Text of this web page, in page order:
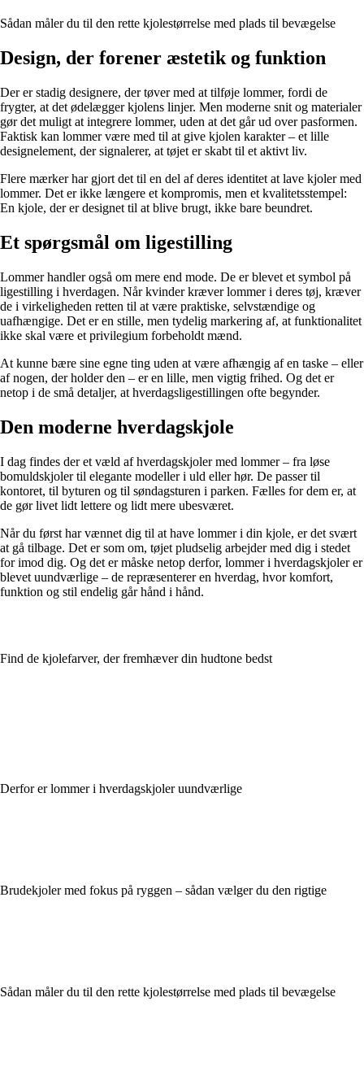
Sådan måler du til den rette kjolestørrelse med plads til bevægelse
Design, der forener æstetik og funktion
Der er stadig designere, der tøver med at tilføje lommer, fordi de
frygter, at det ødelægger kjolens linjer. Men moderne snit og materialer
gør det muligt at integrere lommer, uden at det går ud over pasformen.
Faktisk kan lommer være med til at give kjolen karakter – et lille
designelement, der signalerer, at tøjet er skabt til et aktivt liv.
Flere mærker har gjort det til en del af deres identitet at lave kjoler med
lommer. Det er ikke længere et kompromis, men et kvalitetsstempel:
En kjole, der er designet til at blive brugt, ikke bare beundret.
Et spørgsmål om ligestilling
Lommer handler også om mere end mode. De er blevet et symbol på
ligestilling i hverdagen. Når kvinder kræver lommer i deres tøj, kræver
de i virkeligheden retten til at være praktiske, selvstændige og
uafhængige. Det er en stille, men tydelig markering af, at funktionalitet
ikke skal være et privilegium forbeholdt mænd.
At kunne bære sine egne ting uden at være afhængig af en taske – eller
af nogen, der holder den – er en lille, men vigtig frihed. Og det er
netop i de små detaljer, at hverdagsligestillingen ofte begynder.
Den moderne hverdagskjole
I dag findes der et væld af hverdagskjoler med lommer – fra løse
bomuldskjoler til elegante modeller i uld eller hør. De passer til
kontoret, til byturen og til søndagsturen i parken. Fælles for dem er, at
de gør livet lidt lettere og lidt mere ubesværet.
Når du først har vænnet dig til at have lommer i din kjole, er det svært
at gå tilbage. Det er som om, tøjet pludselig arbejder med dig i stedet
for imod dig. Og det er måske netop derfor, lommer i hverdagskjoler er
blevet uundværlige – de repræsenterer en hverdag, hvor komfort,
funktion og stil endelig går hånd i hånd.
Find de kjolefarver, der fremhæver din hudtone bedst
Derfor er lommer i hverdagskjoler uundværlige
Brudekjoler med fokus på ryggen – sådan vælger du den rigtige
Sådan måler du til den rette kjolestørrelse med plads til bevægelse